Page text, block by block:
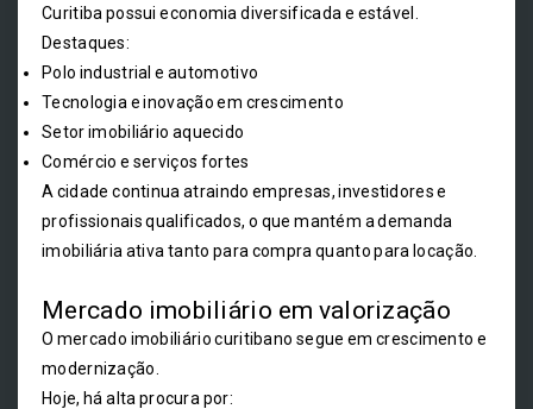
Curitiba possui economia diversificada e estável.
Destaques:
Polo industrial e automotivo
Tecnologia e inovação em crescimento
Setor imobiliário aquecido
Comércio e serviços fortes
A cidade continua atraindo empresas, investidores e
profissionais qualificados, o que mantém a demanda
imobiliária ativa tanto para compra quanto para locação.
Mercado imobiliário em valorização
O mercado imobiliário curitibano segue em crescimento e
modernização.
Hoje, há alta procura por: